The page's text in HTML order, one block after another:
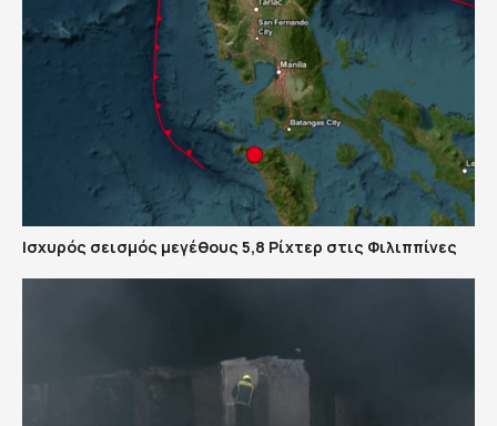
Ισχυρός σεισμός μεγέθους 5,8 Ρίχτερ στις Φιλιππίνες